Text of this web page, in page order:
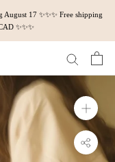
17 ✨✨✨ Free shipping
✨✨✨